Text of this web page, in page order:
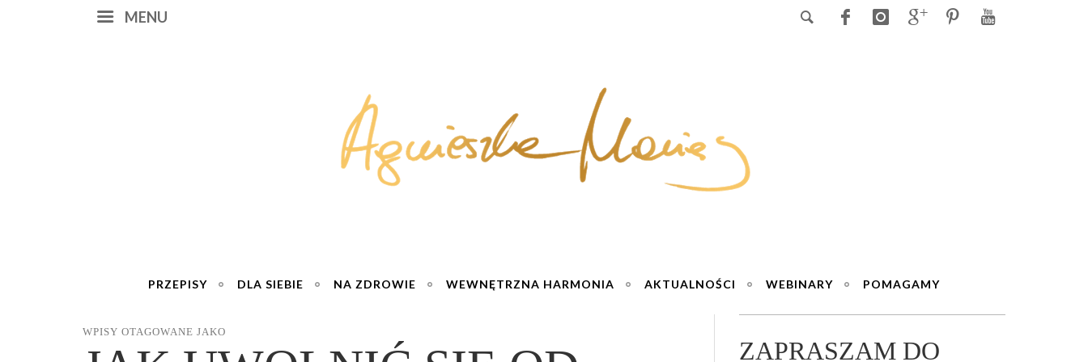
MENU
PRZEPISY DLA SIEBIE NA ZDROWIE WEWNĘTRZNA HARMONIA AKTUALNOŚCI WEBINARY POMAGAMY
WPISY OTAGOWANE JAKO
ZAPRASZAM DO